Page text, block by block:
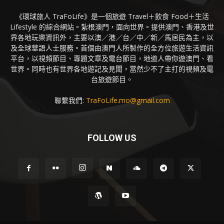
《環球旅人 TraFoLife》是一個旅遊 Travel＋飲食 Food＋生活
Lifestyle 的綜合網站。紮根澳門，面向世界。提供澳門、香港及世
界各地玩樂資訊外，主要以澳／港／台／中／新／馬居民為主，以
及全球華語人士服務。首個由澳門人所製作的全方位旅遊生活資訊
平台，以視頻節目、專題文章及電台節目，地道人帶你遊澳門、看
世界。同時也有世界各地遊記及見聞，當然少不了主打的視頻及電
台旅遊節目。
聯繫我們: TraFoLife.mo@gmail.com
FOLLOW US